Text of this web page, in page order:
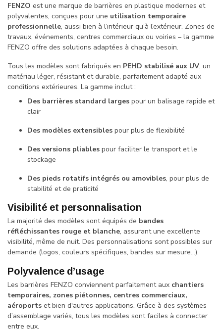
FENZO est une marque de barrières en plastique modernes et
polyvalentes, conçues pour une utilisation temporaire
professionnelle, aussi bien à l’intérieur qu’à l’extérieur. Zones de
travaux, événements, centres commerciaux ou voiries – la gamme
FENZO offre des solutions adaptées à chaque besoin.
Tous les modèles sont fabriqués en PEHD stabilisé aux UV, un
matériau léger, résistant et durable, parfaitement adapté aux
conditions extérieures. La gamme inclut :
Des barrières standard larges pour un balisage rapide et
clair
Des modèles extensibles pour plus de flexibilité
Des versions pliables pour faciliter le transport et le
stockage
Des pieds rotatifs intégrés ou amovibles, pour plus de
stabilité et de praticité
Visibilité et personnalisation
La majorité des modèles sont équipés de bandes
réfléchissantes rouge et blanche, assurant une excellente
visibilité, même de nuit. Des personnalisations sont possibles sur
demande (logos, couleurs spécifiques, bandes sur mesure…).
Polyvalence d’usage
Les barrières FENZO conviennent parfaitement aux chantiers
temporaires, zones piétonnes, centres commerciaux,
aéroports et bien d'autres applications. Grâce à des systèmes
d’assemblage variés, tous les modèles sont faciles à connecter
entre eux.